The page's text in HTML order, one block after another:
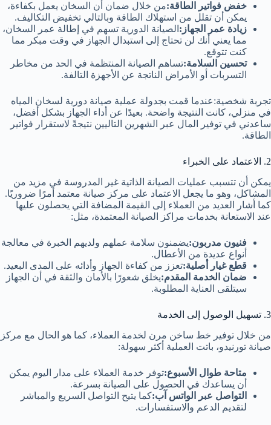
خفض فواتير الطاقة:من خلال ضمان أن السخان يعمل بكفاءة،
يمكن أن تقلل من استهلاك الطاقة وبالتالي تخفيض التكاليف.
زيادة عمر الجهاز: الصيانة الدورية تسهم في إطالة عمر السخان،
مما يعني أنك لن تحتاج إلى استبدال الجهاز في وقت مبكر مما
كنت تتوقع.
تحسين السلامة:تساهم الصيانة المنتظمة في الحد من مخاطر
التسربات أو الأمراض الناتجة عن الأجهزة التالفة.
تجربة شخصية:عندما قمت بجدولة عملية صيانة دورية لسخان المياه
في منزلي، كانت النتيجة واضحة. بعيدًا عن أداء الجهاز بشكل أفضل،
ساعدني في توفير المال عبر الشهرين التاليين نتيجةً لاستقرار فواتير
الطاقة.
2. الاعتماد على الخبراء
يمكن أن تتسبب عمليات الصيانة الذاتية غير المدروسة في مزيد من
المشاكل، وهو ما يجعل الاعتماد على مركز صيانة معتمد أمرًا ضروريًا.
كما أشار العديد من العملاء إلى القيمة المضافة التي يحصلون عليها
عند الاستعانة بخدمات مراكز الصيانة المعتمدة، مثل:
فنيون مدربون:يضمنون سلامة عملهم ولديهم الخبرة في معالجة
أنواع عديدة من الأعطال.
قطع غيار أصلية:تعزز من كفاءة الجهاز وأدائه على المدى البعيد.
ضمان الخدمة المقدم:يخلق شعورًا بالأمان والثقة في أن الجهاز
سيتلقى العناية المطلوبة.
3. تسهيل الوصول إلى الخدمة
من خلال توفير خط ساخن مرن لخدمة العملاء، كما هو الحال مع مركز
صيانة تورنيدو، باتت العملية أكثر سهولة:
متاحة طوال الأسبوع:توفر خدمة العملاء على مدار اليوم يمكن
أن يساعدك في الحصول على الصيانة بسرعة.
التواصل عبر الواتس آب:كما يتيح التواصل السريع والمباشر
لتقديم الدعم والاستفسارات.